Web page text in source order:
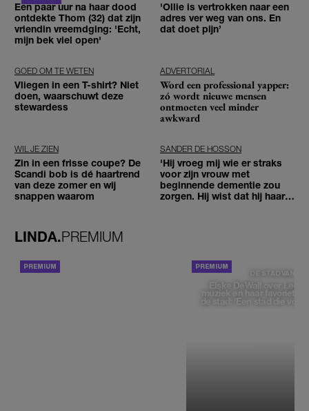
Een paar uur na haar dood
ontdekte Thom (32) dat zijn
vriendin vreemdging: 'Echt,
mijn bek viel open'
'Ollie is vertrokken naar een
adres ver weg van ons. En
dat doet pijn’
GOED OM TE WETEN
Vliegen in een T-shirt? Niet
doen, waarschuwt deze
stewardess
ADVERTORIAL
Word een professional yapper:
zó wordt nieuwe mensen
ontmoeten veel minder
awkward
WIL JE ZIEN
Zin in een frisse coupe? De
Scandi bob is dé haartrend
van deze zomer en wij
snappen waarom
SANDER DE HOSSON
'Hij vroeg mij wie er straks
voor zijn vrouw met
beginnende dementie zou
zorgen. Hij wist dat hij haar
LINDA.PREMIUM
DE STAD VAN
Elske DeWall over
muziek en haar favoriete
de stad: 'Een stad die